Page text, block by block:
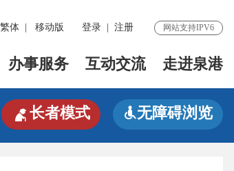
繁体 移动版 登录 注册 网站支持IPV6
办事服务 互动交流 走进泉港
长者模式 无障碍浏览